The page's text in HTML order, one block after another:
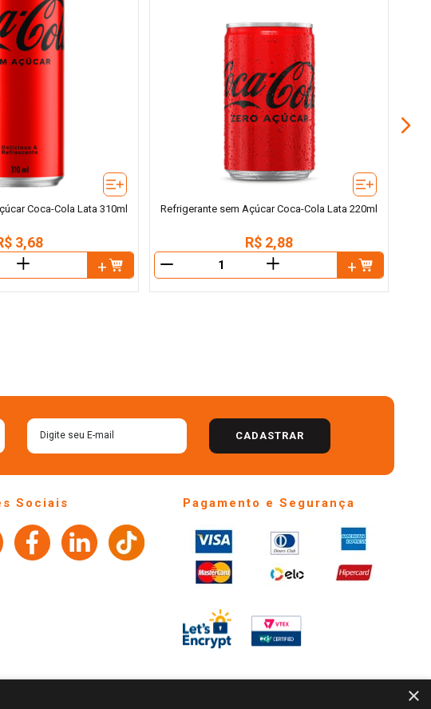
Coca-Cola Lata 310ml
3,68
＋
Refrigerante sem Açúcar Coca-Cola Lata 220ml
R$ 2,88
＋
CADASTRAR
Sociais Pagamento e Segurança
×